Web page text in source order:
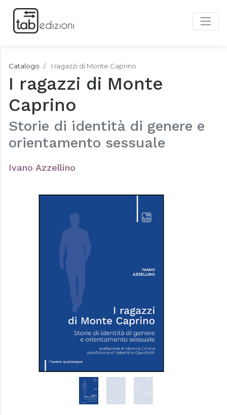
Catalogo I ragazzi di Monte Caprino
I ragazzi di Monte
Caprino
Storie di identità di genere e
orientamento sessuale
Ivano Azzellino